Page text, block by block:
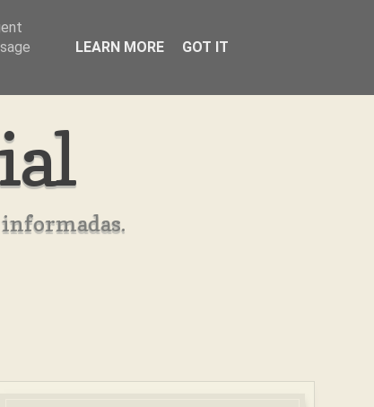
informadas.
LEARN MORE GOT IT